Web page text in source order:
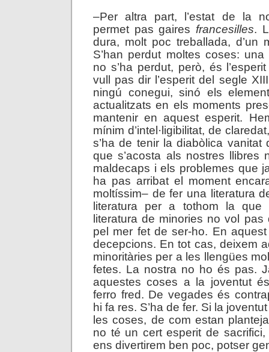
–Per altra part, l’estat de la
permet pas gaires francesilles.
dura, molt poc treballada, d’un
S’han perdut moltes coses:
no s’ha perdut, però, és
vull pas dir l’esperit del segle
ningú conegui, sinó els
actualitzats en els moments
mantenir en aquest esperit.
mínim d’intel·ligibilitat, de
s’ha de tenir la diabòlica vanitat
que s’acosta als nostres llibres
maldecaps i els problemes que
ha pas arribat el moment
moltíssim– de fer una literatura
literatura per a tothom la que
literatura de minories no vol
pel mer fet de ser-ho. En
decepcions. En tot cas, deixem
minoritàries per a les llengües
fetes. La nostra no ho és pas.
aquestes coses a la joventut
ferro fred. De vegades és
hi fa res. S’ha de fer. Si la
les coses, de com estan
no té un cert esperit de
ens divertirem ben poc, potser